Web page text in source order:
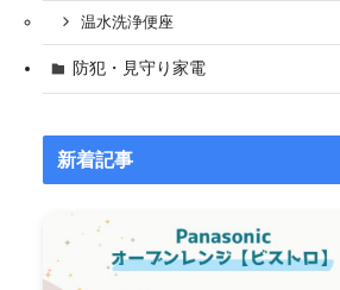
温水洗浄便座
防犯・見守り家電
新着記事